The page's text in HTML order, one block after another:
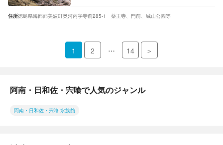
住所徳島県海部郡美波町奥河内字寺前285-1 薬王寺、門前、城山公園等
1 2 … 14 ＞
阿南・日和佐・宍喰で人気のジャンル
阿南・日和佐・宍喰 水族館